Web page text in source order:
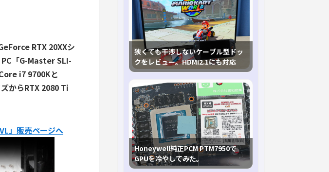
RTX 20XXシ
PC「G-Master SLI-
i7 9700Kと
からRTX 2080 Ti
」販売ページへ
狭くても干渉しないケーブル型ドッ
クをレビュー。HDMI2.1にも対応
Honeywell純正PCM PTM7950で
GPUを冷やしてみた。